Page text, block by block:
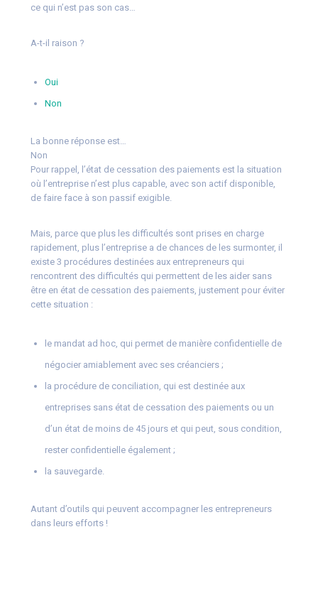
ce qui n’est pas son cas…
A-t-il raison ?
Oui
Non
La bonne réponse est…
Non
Pour rappel, l’état de cessation des paiements est la situation
où l’entreprise n’est plus capable, avec son actif disponible,
de faire face à son passif exigible.
Mais, parce que plus les difficultés sont prises en charge
rapidement, plus l’entreprise a de chances de les surmonter, il
existe 3 procédures destinées aux entrepreneurs qui
rencontrent des difficultés qui permettent de les aider sans
être en état de cessation des paiements, justement pour éviter
cette situation :
le mandat ad hoc, qui permet de manière confidentielle de
négocier amiablement avec ses créanciers ;
la procédure de conciliation, qui est destinée aux
entreprises sans état de cessation des paiements ou un
d’un état de moins de 45 jours et qui peut, sous condition,
rester confidentielle également ;
la sauvegarde.
Autant d’outils qui peuvent accompagner les entrepreneurs
dans leurs efforts !